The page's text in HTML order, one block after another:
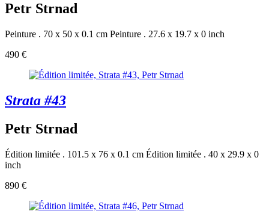
Petr Strnad
Peinture . 70 x 50 x 0.1 cm Peinture . 27.6 x 19.7 x 0 inch
490 €
Strata #43
Petr Strnad
Édition limitée . 101.5 x 76 x 0.1 cm Édition limitée . 40 x 29.9 x 0
inch
890 €